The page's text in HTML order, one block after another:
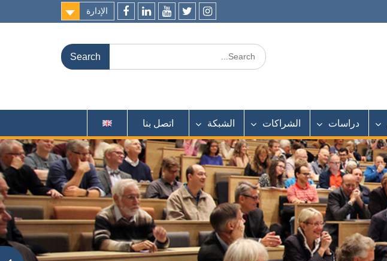
الإدارة
ins
t
y
l
f
Search
for:
دراسات الشراكات الشبكة اتصل بنا